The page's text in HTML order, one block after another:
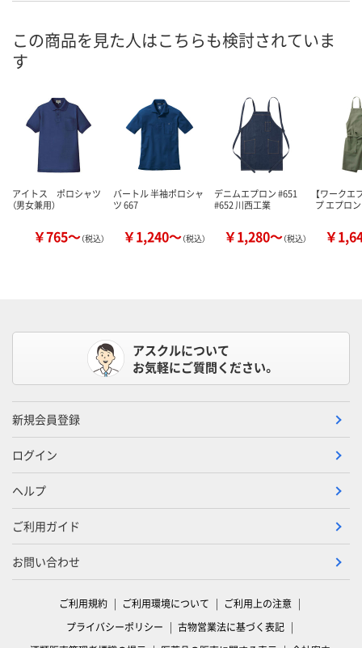
この商品を見た人はこちらも検討されていま
す
アイトス ポロシャツ
（男女兼用）
￥765～（税込）
バートル 半袖ポロシャ
ツ 667
￥1,240～（税込）
デニムエプロン #651
#652 川西工業
￥1,280～（税込）
【ワークエ
プ エプロ
￥
アスクルについて
お気軽にご質問ください。
新規会員登録
ログイン
ヘルプ
ご利用ガイド
お問い合わせ
ご利用規約 ご利用環境について
ご利用上の注意
プライバシーポリシー
古物営業法に基づく表記